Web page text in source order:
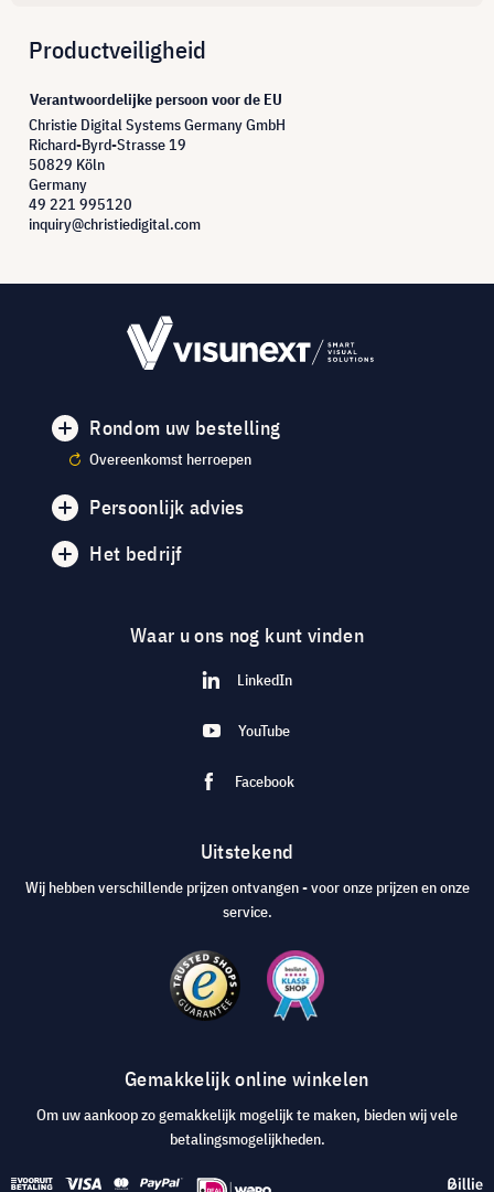
Productveiligheid
Verantwoordelijke persoon voor de EU
Christie Digital Systems Germany GmbH
Richard-Byrd-Strasse 19
50829 Köln
Germany
49 221 995120
inquiry@christiedigital.com
Rondom uw bestelling
Overeenkomst herroepen
Persoonlijk advies
Het bedrijf
Waar u ons nog kunt vinden
LinkedIn
YouTube
Facebook
Uitstekend
Wij hebben verschillende prijzen ontvangen - voor onze prijzen en onze
service.
Gemakkelijk online winkelen
Om uw aankoop zo gemakkelijk mogelijk te maken, bieden wij vele
betalingsmogelijkheden.